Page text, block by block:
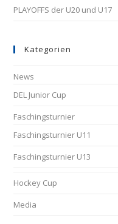
PLAYOFFS der U20 und U17
Kategorien
News
DEL Junior Cup
Faschingsturnier
Faschingsturnier U11
Faschingsturnier U13
Hockey Cup
Media